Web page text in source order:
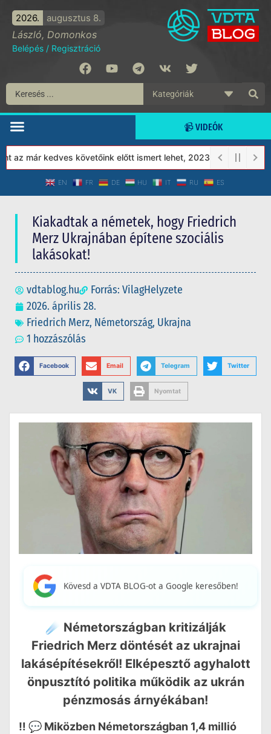
2026. augusztus 8.
László, Domonkos
Belépés / Regisztráció
📹 VIDEÓK
már kedves követőink előtt ismert lehet, 2023-tól a Védett
EN FR DE HU IT RU ES
Kiakadtak a németek, hogy Friedrich
Merz Ukrajnában építene szociális
lakásokat!
vdtablog.hu
Forrás: VilagHelyzete
2026. április 28.
Friedrich Merz, Németország, Ukrajna
1 hozzászólás
Facebook Email Telegram Twitter
VK Nyomtat
Kövesd a VDTA BLOG-ot a Google keresőben!
☄️ Németországban kritizálják
Friedrich Merz döntését az ukrajnai
lakásépítésekről! Elképesztő agyhalott
önpusztító politika működik az ukrán
pénzmosás árnyékában!
‼️ 💬 Miközben Németországban 1,4 millió